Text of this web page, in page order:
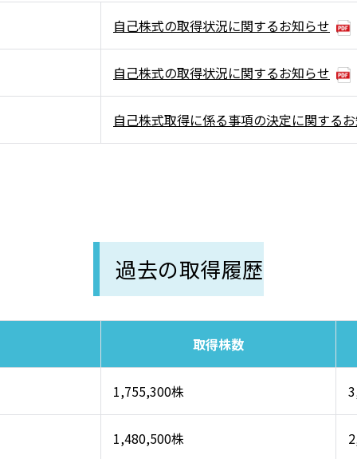
自己株式の取得状況に関するお知らせ
自己株式の取得状況に関するお知らせ
自己株式取得に係る事項の決定に関する
過去の取得履歴
取得株数
1,755,300株
1,480,500株